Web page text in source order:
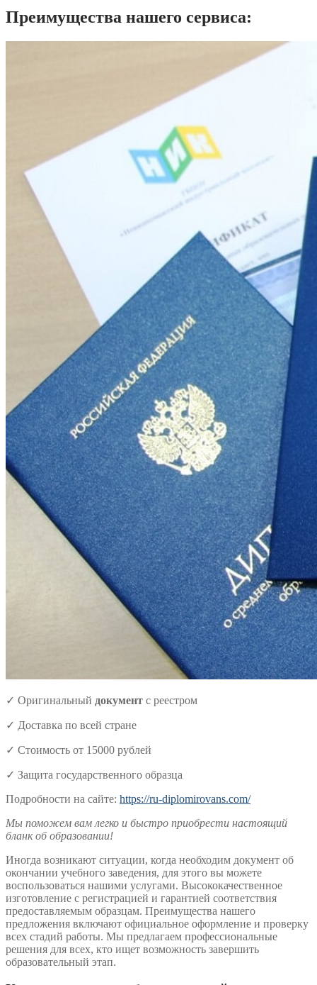
Преимущества нашего сервиса:
✓ Оригинальный документ с реестром
✓ Доставка по всей стране
✓ Стоимость от 15000 рублей
✓ Защита государственного образца
Подробности на сайте: https://ru-diplomirovans.com/
Мы поможем вам легко и быстро приобрести настоящий
бланк об образовании!
Иногда возникают ситуации, когда необходим документ об
окончании учебного заведения, для этого вы можете
воспользоваться нашими услугами. Высококачественное
изготовление с регистрацией и гарантией соответствия
предоставляемым образцам. Преимущества нашего
предложения включают официальное оформление и проверку
всех стадий работы. Мы предлагаем профессиональные
решения для всех, кто ищет возможность завершить
образовательный этап.